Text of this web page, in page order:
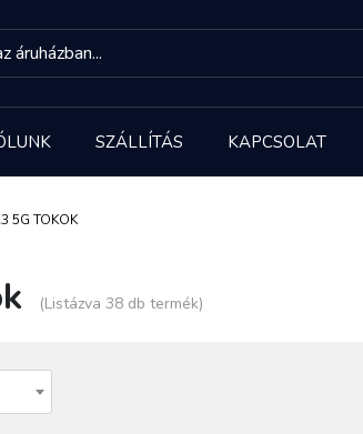
SZÁLLÍTÁS KAPCSOLAT
5G TOKOK
(Listázva 38 db termék)